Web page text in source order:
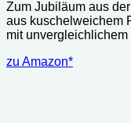
war:
37.90 €
ist:
26.99
Zum Jubiläum aus
aus kuschelweichem
mit
zu Amazon*